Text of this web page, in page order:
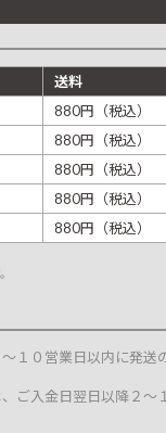
送料
880円（税込）
880円（税込）
880円（税込）
880円（税込）
880円（税込）
１０営業日以内に発送
ご入金日翌日以降２～